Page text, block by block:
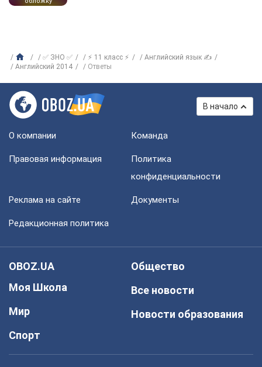
✅ ЗНО ✅ ⚡ 11 класс ⚡
Английский язык ✍
Английский 2014
Ответы
В начало
О компании Команда
Правовая информация
Политика
конфиденциальности
Реклама на сайте Документы
Редакционная политика
OBOZ.UA
Моя Школа
Мир
Спорт
Общество
Все новости
Новости образования